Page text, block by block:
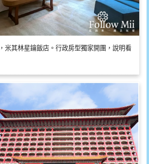
米其林星鑰飯店。行政房型獨家開團，說明看